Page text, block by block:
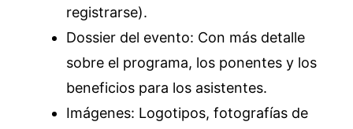
registrarse).
Dossier del evento: Con más detalle
sobre el programa, los ponentes y los
beneficios para los asistentes.
Imágenes: Logotipos, fotografías de